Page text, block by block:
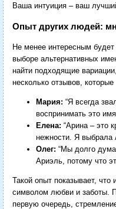
Ваша интуиция – ваш
Опыт других людей:
Не менее интересным
выборе альтернативных
найти подходящие
несколько отзывов,
Мария: “Я всегда
воспринимать это
Елена: “Арина – это
нежности. Я выбрала
Олег: “Мы долго
Ариэль, потому что
Такой опыт показывает,
символом любви и заботы.
первую очередь,